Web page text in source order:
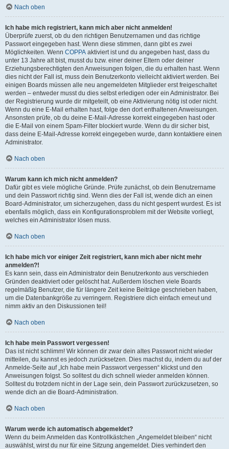
Nach oben
Ich habe mich registriert, kann mich aber nicht anmelden!
Überprüfe zuerst, ob du den richtigen Benutzernamen und das richtige
Passwort eingegeben hast. Wenn diese stimmen, dann gibt es zwei
Möglichkeiten. Wenn COPPA aktiviert ist und du angegeben hast, dass du
unter 13 Jahre alt bist, musst du bzw. einer deiner Eltern oder deiner
Erziehungsberechtigten den Anweisungen folgen, die du erhalten hast. Wenn
dies nicht der Fall ist, muss dein Benutzerkonto vielleicht aktiviert werden. Bei
einigen Boards müssen alle neu angemeldeten Mitglieder erst freigeschaltet
werden – entweder musst du dies selbst erledigen oder ein Administrator. Bei
der Registrierung wurde dir mitgeteilt, ob eine Aktivierung nötig ist oder nicht.
Wenn du eine E-Mail erhalten hast, folge den dort enthaltenen Anweisungen.
Ansonsten prüfe, ob du deine E-Mail-Adresse korrekt eingegeben hast oder
die E-Mail von einem Spam-Filter blockiert wurde. Wenn du dir sicher bist,
dass deine E-Mail-Adresse korrekt eingegeben wurde, dann kontaktiere einen
Administrator.
Nach oben
Warum kann ich mich nicht anmelden?
Dafür gibt es viele mögliche Gründe. Prüfe zunächst, ob dein Benutzername
und dein Passwort richtig sind. Wenn dies der Fall ist, wende dich an einen
Board-Administrator, um sicherzugehen, dass du nicht gesperrt wurdest. Es ist
ebenfalls möglich, dass ein Konfigurationsproblem mit der Website vorliegt,
welches ein Administrator lösen muss.
Nach oben
Ich habe mich vor einiger Zeit registriert, kann mich aber nicht mehr
anmelden?!
Es kann sein, dass ein Administrator dein Benutzerkonto aus verschieden
Gründen deaktiviert oder gelöscht hat. Außerdem löschen viele Boards
regelmäßig Benutzer, die für längere Zeit keine Beiträge geschrieben haben,
um die Datenbankgröße zu verringern. Registriere dich einfach erneut und
nimm aktiv an den Diskussionen teil!
Nach oben
Ich habe mein Passwort vergessen!
Das ist nicht schlimm! Wir können dir zwar dein altes Passwort nicht wieder
mitteilen, du kannst es jedoch zurücksetzen. Dies machst du, indem du auf der
Anmelde-Seite auf „Ich habe mein Passwort vergessen“ klickst und den
Anweisungen folgst. So solltest du dich schnell wieder anmelden können.
Solltest du trotzdem nicht in der Lage sein, dein Passwort zurückzusetzen, so
wende dich an die Board-Administration.
Nach oben
Warum werde ich automatisch abgemeldet?
Wenn du beim Anmelden das Kontrollkästchen „Angemeldet bleiben“ nicht
auswählst, wirst du nur für eine Sitzung angemeldet. Dies verhindert den